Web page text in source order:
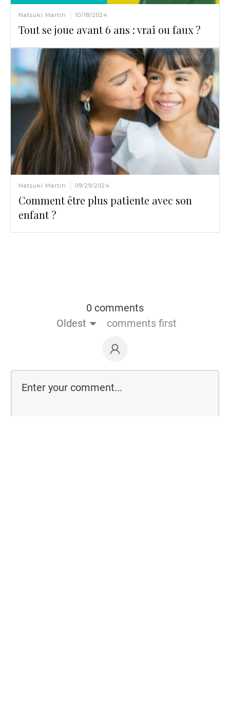
Natsuki Martin 10/18/2024
Tout se joue avant 6 ans : vrai ou faux ?
Natsuki Martin 09/29/2024
Comment être plus patiente avec son
enfant ?
0 comments
Oldest
comments first